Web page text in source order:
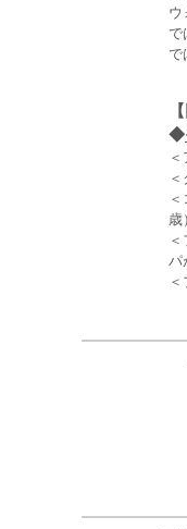
ウ
で
で
◆
歳
パ